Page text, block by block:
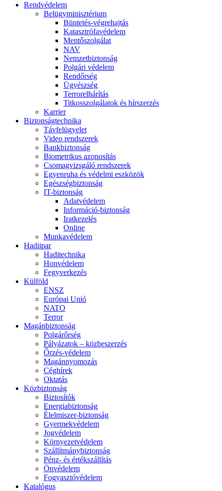
Rendvédelem
Belügyminisztérium
Büntetés-végrehajtás
Katasztrófavédelem
Mentőszolgálat
NAV
Nemzetbiztonság
Polgári védelem
Rendőrség
Ügyészség
Terrorelhárítás
Titkosszolgálatok és hírszerzés
Karrier
Biztonságtechnika
Távfelügyelet
Video rendszerek
Bankbiztonság
Biometrikus azonosítás
Csomagvizsgáló rendszerek
Egyenruha és védelmi eszközök
Egészségbiztonság
IT-biztonság
Adatvédelem
Információ-biztonság
Iratkezelés
Online
Munkavédelem
Hadiipar
Haditechnika
Honvédelem
Fegyverkezés
Külföld
ENSZ
Európai Unió
NATO
Terror
Magánbiztonság
Polgárőrség
Pályázatok – közbeszerzés
Őrzés-védelem
Magánnyomozás
Céghírek
Oktatás
Közbiztonság
Biztosítók
Energiabiztonság
Élelmiszer-biztonság
Gyermekvédelem
Jogvédelem
Környezetvédelem
Szállítmánybiztonság
Pénz- és értékszállítás
Önvédelem
Fogyasztóvédelem
Katalógus